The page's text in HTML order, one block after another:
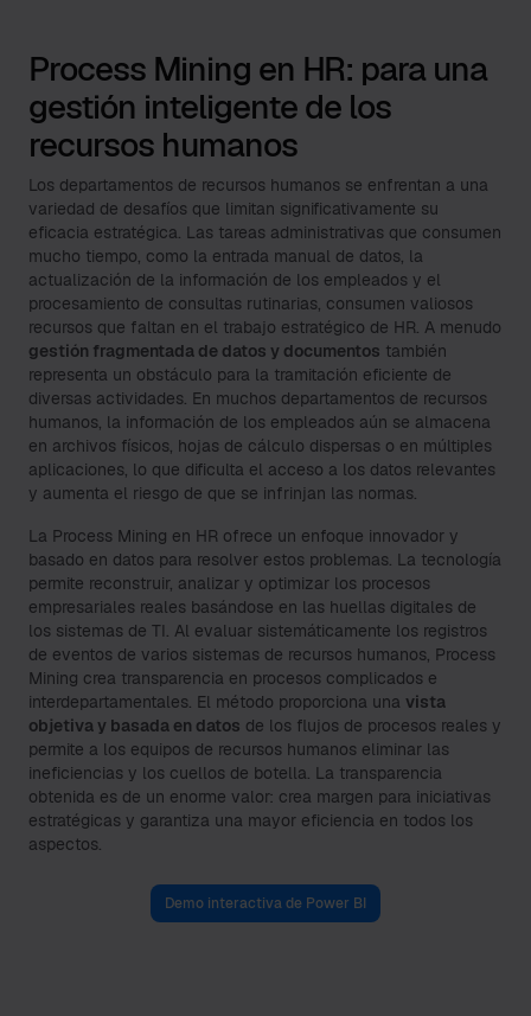
Process Mining en HR: para una
gestión inteligente de los
recursos humanos
Los departamentos de recursos humanos se enfrentan a una
variedad de desafíos que limitan significativamente su
eficacia estratégica. Las tareas administrativas que consumen
mucho tiempo, como la entrada manual de datos, la
actualización de la información de los empleados y el
procesamiento de consultas rutinarias, consumen valiosos
recursos que faltan en el trabajo estratégico de HR. A menudo
gestión fragmentada de datos y documentos también
representa un obstáculo para la tramitación eficiente de
diversas actividades. En muchos departamentos de recursos
humanos, la información de los empleados aún se almacena
en archivos físicos, hojas de cálculo dispersas o en múltiples
aplicaciones, lo que dificulta el acceso a los datos relevantes
y aumenta el riesgo de que se infrinjan las normas.
La Process Mining en HR ofrece un enfoque innovador y
basado en datos para resolver estos problemas. La tecnología
permite reconstruir, analizar y optimizar los procesos
empresariales reales basándose en las huellas digitales de
los sistemas de TI. Al evaluar sistemáticamente los registros
de eventos de varios sistemas de recursos humanos, Process
Mining crea transparencia en procesos complicados e
interdepartamentales. El método proporciona una vista
objetiva y basada en datos de los flujos de procesos reales y
permite a los equipos de recursos humanos eliminar las
ineficiencias y los cuellos de botella. La transparencia
obtenida es de un enorme valor: crea margen para iniciativas
estratégicas y garantiza una mayor eficiencia en todos los
aspectos.
Demo interactiva de Power BI